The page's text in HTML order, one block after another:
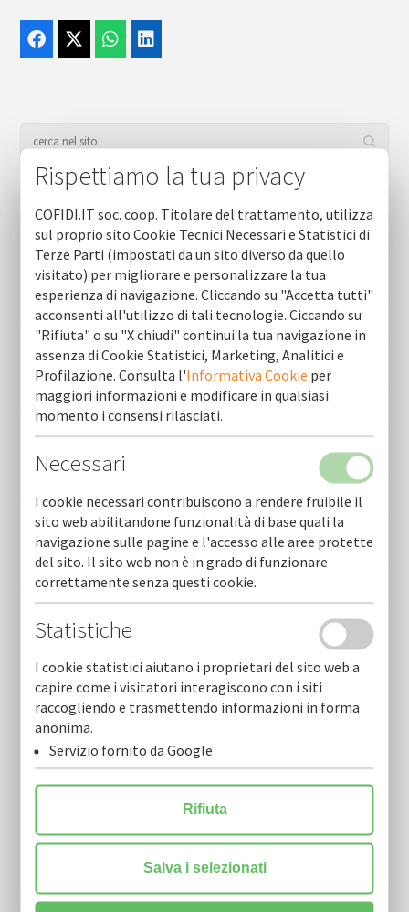
Newsletter (ultime 10)
Cofidi.it informa agosto 2026
Cofidi.it informa luglio 2026
Cofidi.it informa giugno 2026
Cofidi.it informa maggio 2026
Cofidi.it informa aprile 2026
Cofidi.it informa marzo 2026
Cofidi.it informa febbraio 2026
Cofidi.it informa gennaio 2026
Cofidi.it informa dicembre 2025
Cofidi.it informa novembre 2025
Newsletter
Resta sempre aggiornato sulle nostre novità.
Scarica la nostra Newsletter e iscriviti per riceverla via mail.
Rispettiamo la tua privacy
COFIDI.IT soc. coop. Titolare del trattamento, utilizza
sul proprio sito Cookie Tecnici Necessari e Statistici di
Terze Parti (impostati da un sito diverso da quello
visitato) per migliorare e personalizzare la tua
esperienza di navigazione. Cliccando su "Accetta tutti"
acconsenti all'utilizzo di tali tecnologie. Ciccando su
"Rifiuta" o su "X chiudi" continui la tua navigazione in
assenza di Cookie Statistici, Marketing, Analitici e
Profilazione. Consulta l'Informativa Cookie per
maggiori informazioni e modificare in qualsiasi
momento i consensi rilasciati.
Necessari
I cookie necessari contribuiscono a rendere fruibile il
sito web abilitandone funzionalità di base quali la
navigazione sulle pagine e l'accesso alle aree protette
del sito. Il sito web non è in grado di funzionare
correttamente senza questi cookie.
Statistiche
I cookie statistici aiutano i proprietari del sito web a
capire come i visitatori interagiscono con i siti
raccogliendo e trasmettendo informazioni in forma
anonima.
Servizio fornito da Google
Rifiuta
Salva i selezionati